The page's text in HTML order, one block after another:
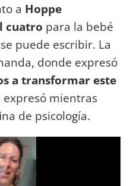
a Hoppe
cuatro para la bebé
se puede escribir. La
donde expresó
a transformar este
expresó mientras
de psicología.